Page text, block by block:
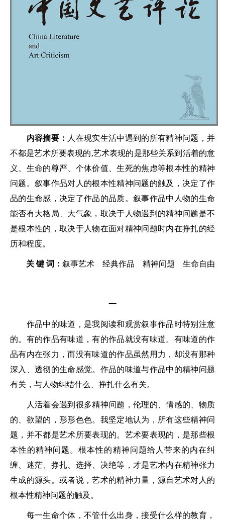
内容摘要： 人在现实生活中遇到的所有精神问题，并
不都是艺术所要表现的,艺术表现的是那些关系到活着的意
义、生命的尊严、个体价值、生死的焦虑等根本性的精神
问题。叙事作品对人的根本性精神问题的触及，决定了作
品的生命感，决定了作品的品质。叙事作品中人物的生命
能否有大格局、大气象，取决于人物遇到的精神问题是不
是根本性的，取决于人物在面对精神问题时内在挣扎的经
历和程度。
关 键 词： 叙事艺术 经典作品 精神问题 生命自由
一
作品中的味道，是我阅读和观赏叙事作品时特别注意
的。有的作品有味道，有的作品就没有味道。有味道的作
品有内在张力，而没有味道的作品虽然用力，却没有那种
深入、透彻的生命感觉。作品的味道与作品中的精神问题
有关，与人物纠结什么、挣扎什么有关。
人活着会遇到很多精神问题，伦理的、情感的、物质
的、欲望的，形形色色。我坚定地认为，所有这些精神问
题，并不都是艺术所要表现的。艺术要表现的，是那些根
本性的精神问题。根本性的精神问题给人带来的内在纠
缠、迷茫、挣扎、选择、决绝等，才是艺术内在精神张力
生成的源头。或者说，艺术的精神力量，源自艺术对人的
根本性精神问题的触及。
每一生命个体，不管什么出身，接受什么样的教育，